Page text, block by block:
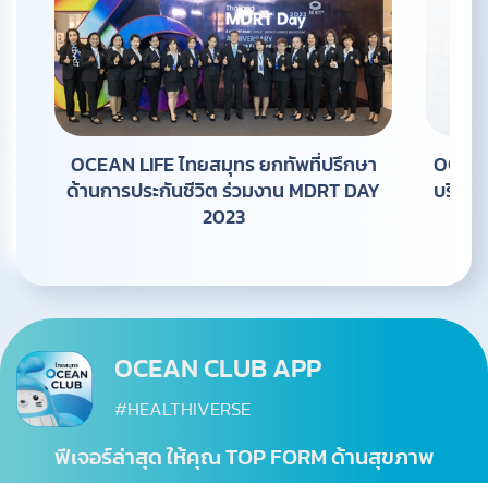
OCEAN LIFE ไทยสมุทร ยกทัพที่ปรึกษา
ด้านการประกันชีวิต ร่วมงาน MDRT DAY
2023
บริกา
OCEAN CLUB APP
#HEALTHIVERSE
ฟีเจอร์ล่าสุด ให้คุณ TOP FORM ด้านสุขภาพ